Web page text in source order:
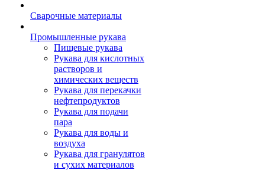
Сварочные материалы
Промышленные рукава
Пищевые рукава
Рукава для кислотных
растворов и
химических веществ
Рукава для перекачки
нефтепродуктов
Рукава для подачи
пара
Рукава для воды и
воздуха
Рукава для гранулятов
и сухих материалов